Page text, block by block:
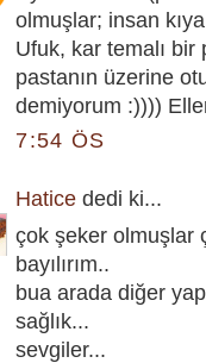
olmuşlar; insan
Ufuk, kar temalı bir
pastanın üzerine
demiyorum :))))
7:54 ÖS
Hatice dedi ki...
çok şeker olmuşlar
bayılırım..
bua arada diğer
sağlık...
sevgiler...